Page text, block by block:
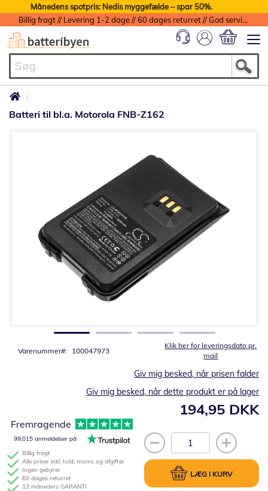
Månedens spotpris: Nedis myggefælde – spar 50%.
Billig fragt // Levering 1-2 dage // 60 dages returret // God service med garanti
Batteri til bl.a. Motorola FNB-Z162
Klik her for leveringsdato pr.
mail
Varenummer 100047973
194,95 DKK
Giv mig besked, når prisen falder
Giv mig besked, når dette produkt er på lager
LÆG I KURV
Billig fragt
Alle priser inkl. told, moms og afgifter
Ingen gebyrer
60 dages returret
12 måneders GARANTI
Fremragende
99,015 anmeldelser på
billedgalleriet